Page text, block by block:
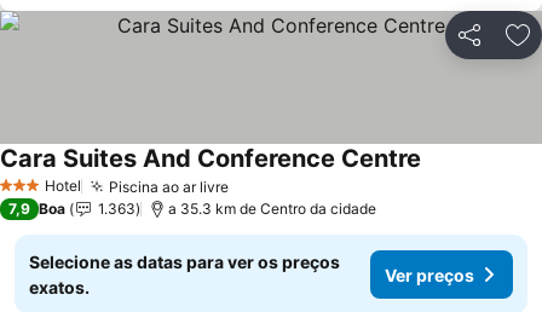
Partilhar
3 EstrelasHotel Piscina ao ar livreVer preços
Cara Suites And Conference Centre
7,9 Boa 1.363 a 35.3 km de Centro da cidade
Selecione as datas para ver os preços
exatos.
Ver preços